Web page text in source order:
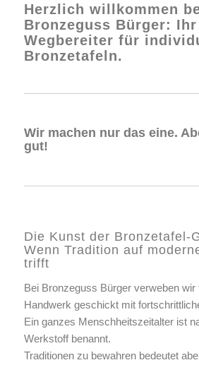
Herzlich willkommen
Bronzeguss Bürger:
Wegbereiter für
Bronzetafeln.
Wir machen nur das eine.
gut!
Die Kunst der Bronzetafel-
Wenn Tradition auf
trifft
Bei Bronzeguss Bürger verweben wir
Handwerk geschickt mit
Ein ganzes Menschheitszeitalter ist
Werkstoff benannt.
Traditionen zu bewahren bedeutet